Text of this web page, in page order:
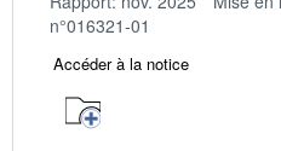
n°016321-01
Accéder à la notice